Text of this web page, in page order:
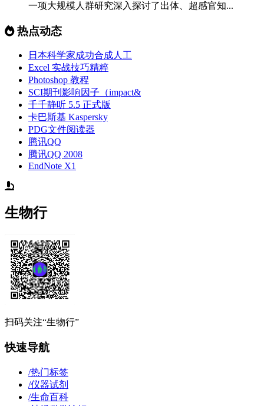
一项大规模人群研究深入探讨了出体、超感官知...
热点动态
日本科学家成功合成人工
Excel 实战技巧精粹
Photoshop 教程
SCI期刊影响因子（impact&
千千静听 5.5 正式版
卡巴斯基 Kaspersky
PDG文件阅读器
腾讯QQ
腾讯QQ 2008
EndNote X1
生物行
扫码关注“生物行”
快速导航
/热门标签
/仪器试剂
/生命百科